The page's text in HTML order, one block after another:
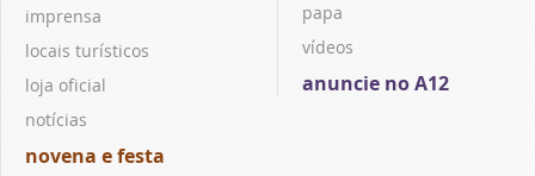
imprensa
locais turísticos
loja oficial
notícias
novena e festa
papa
vídeos
anuncie no A12